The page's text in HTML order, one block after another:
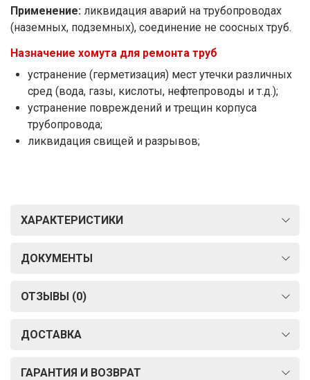
Применение: ликвидация аварий на трубопроводах
(наземных, подземных), соединение не соосных труб.
Назначение хомута для ремонта труб
устранение (герметизация) мест утечки различных
сред (вода, газы, кислоты, нефтепроводы и т.д.);
устранение повреждений и трещин корпуса
трубопровода;
ликвидация свищей и разрывов;
ХАРАКТЕРИСТИКИ
ДОКУМЕНТЫ
ОТЗЫВЫ (0)
ДОСТАВКА
ГАРАНТИЯ И ВОЗВРАТ